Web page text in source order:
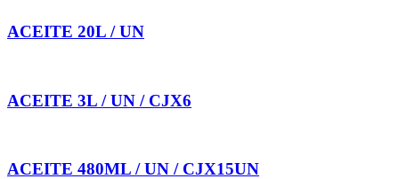
ACEITE 20L / UN
ACEITE 3L / UN / CJX6
ACEITE 480ML / UN / CJX15UN